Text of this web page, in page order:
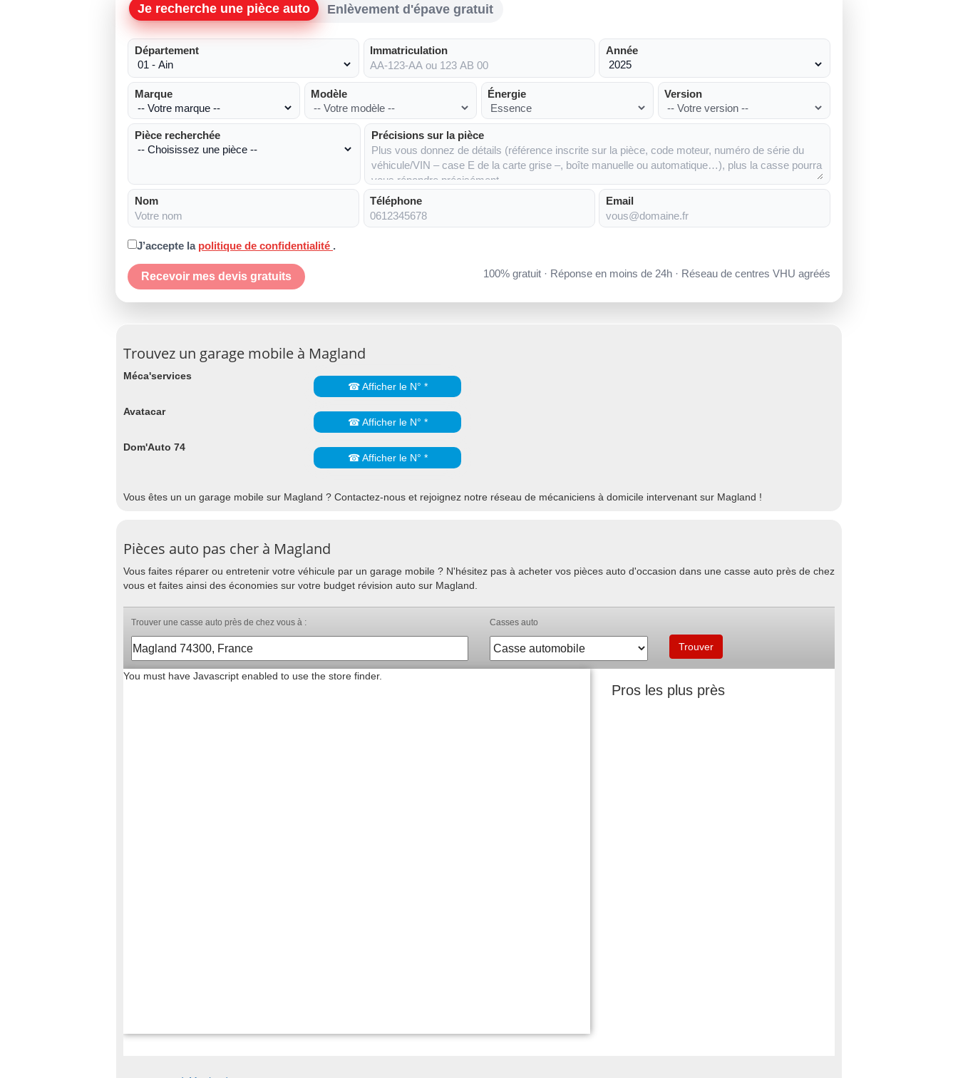
Je recherche une pièce auto Enlèvement d'épave gratuit
Département Immatriculation Année
Marque Modèle Énergie Version
Pièce recherchée Précisions sur la pièce
Nom Téléphone Email
J’accepte la politique de confidentialité .
Recevoir mes devis gratuits 100% gratuit · Réponse en moins de 24h · Réseau de centres VHU agréés
Trouvez un garage mobile à Magland
Méca'services
☎ Afficher le N° *
Avatacar
☎ Afficher le N° *
Dom'Auto 74
☎ Afficher le N° *
Vous êtes un un garage mobile sur Magland ? Contactez-nous et rejoignez notre réseau de mécaniciens à domicile intervenant sur Magland !
Pièces auto pas cher à Magland
Vous faites réparer ou entretenir votre véhicule par un garage mobile ? N'hésitez pas à acheter vos pièces auto d'occasion dans une casse auto près de chez
vous et faites ainsi des économies sur votre budget révision auto sur Magland.